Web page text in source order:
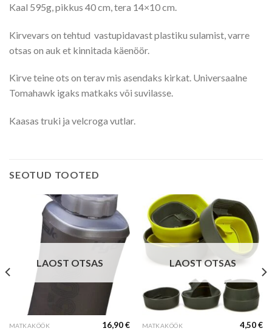
Kaal 595g, pikkus 40 cm, tera 14×10 cm.
Kirvevars on tehtud vastupidavast plastiku sulamist, varre
otsas on auk et kinnitada käenöör.
Kirve teine ots on terav mis asendaks kirkat. Universaalne
Tomahawk igaks matkaks või suvilasse.
Kaasas truki ja velcroga vutlar.
SEOTUD TOOTED
LAOST OTSAS
MATKAKÖÖK 16,90€
LAOST OTSAS
MATKAKÖÖK 4,50€